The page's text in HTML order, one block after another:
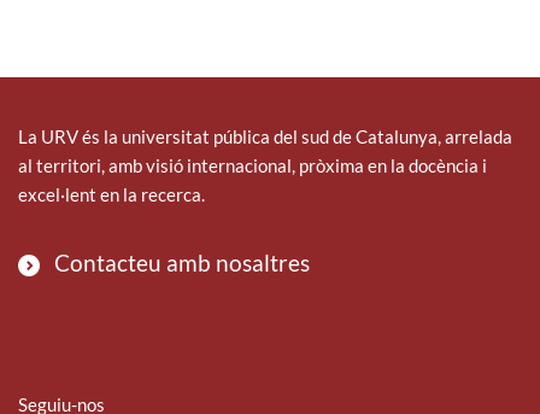
La URV és la universitat pública del sud de Catalunya, arrelada
al territori, amb visió internacional, pròxima en la docència i
excel·lent en la recerca.
Contacteu amb nosaltres
Seguiu-nos